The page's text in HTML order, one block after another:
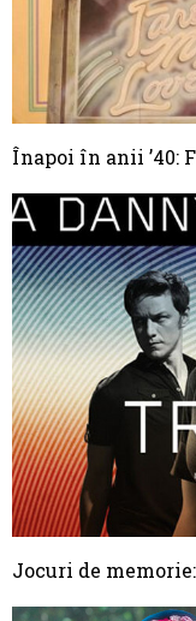
Înapoi în anii ’40:
Jocuri de